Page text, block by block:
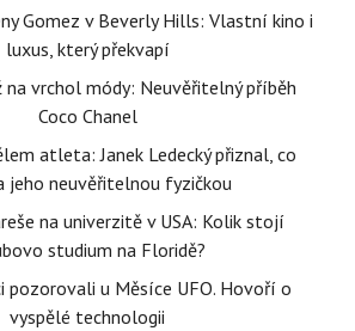
Gomez v Beverly Hills: Vlastní kino i
luxus, který překvapí
na vrchol módy: Neuvěřitelný příběh
Coco Chanel
atleta: Janek Ledecký přiznal, co
jeho neuvěřitelnou fyzičkou
na univerzitě v USA: Kolik stojí
studium na Floridě?
pozorovali u Měsíce UFO. Hovoří o
vyspělé technologii